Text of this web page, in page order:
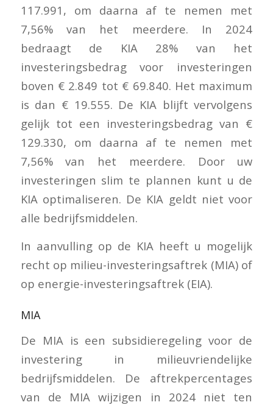
117.991, om daarna af te nemen met
7,56% van het meerdere. In 2024
bedraagt de KIA 28% van het
investeringsbedrag voor investeringen
boven € 2.849 tot € 69.840. Het maximum
is dan € 19.555. De KIA blijft vervolgens
gelijk tot een investeringsbedrag van €
129.330, om daarna af te nemen met
7,56% van het meerdere. Door uw
investeringen slim te plannen kunt u de
KIA optimaliseren. De KIA geldt niet voor
alle bedrijfsmiddelen.
In aanvulling op de KIA heeft u mogelijk
recht op milieu-investeringsaftrek (MIA) of
op energie-investeringsaftrek (EIA).
MIA
De MIA is een subsidieregeling voor de
investering in milieuvriendelijke
bedrijfsmiddelen. De aftrekpercentages
van de MIA wijzigen in 2024 niet ten